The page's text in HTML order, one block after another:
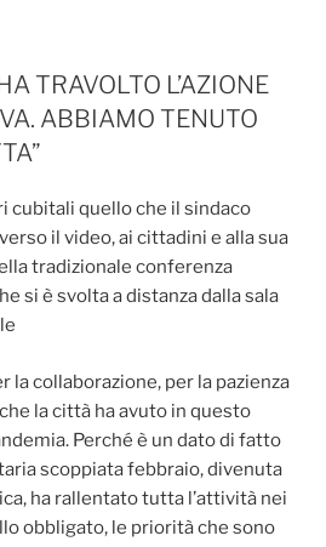
TRAVOLTO L’AZIONE
ABBIAMO TENUTO
cubitali quello che il sindaco
il video, ai cittadini e alla sua
tradizionale conferenza
si è svolta a distanza dalla sala
la collaborazione, per la pazienza
la città ha avuto in questo
Perché è un dato di fatto
scoppiata febbraio, divenuta
ha rallentato tutta l’attività nei
obbligato, le priorità che sono